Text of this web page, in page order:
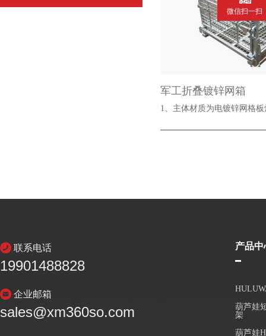
军工折叠镀锌网箱
1、主体材质为电镀锌网格
联系电话
19901488828
企业邮箱
sales@xm360so.com
产品中
葫芦娃
架
葫芦娃
微信扫一扫